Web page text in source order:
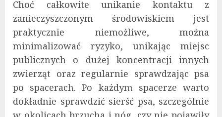
Choć całkowite unikanie kontaktu z
zanieczyszczonym środowiskiem jest
praktycznie niemożliwe, można
minimalizować ryzyko, unikając miejsc
publicznych o dużej koncentracji innych
zwierząt oraz regularnie sprawdzając psa
po spacerach. Po każdym spacerze warto
dokładnie sprawdzić sierść psa, szczególnie